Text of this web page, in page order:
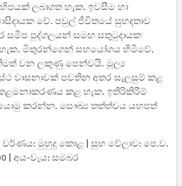
ලබාගත හැක. ඉවසීම හා
වේ. පවුල් ජීවිතයේ සුහදතාව
සමීප පුද්ගලයන් සමඟ සතුටුදායක
මිතුරන්ගෙන් සහයෝගය හිමිවේ.
වන ලකුණු පෙන්වයි. මූල්‍ය
වාසනාවක් පවතින අතර සැලසුම් කළ
කළ හැක. ඉතිරිකිරීම්
යොමු කරන්න. සෞඛ්‍ය තත්ත්වය යහපත්
වර්ණය: මුහුදු කොළ | සුභ වේලාව: පෙ.ව.
| අය-වැය: සමබර